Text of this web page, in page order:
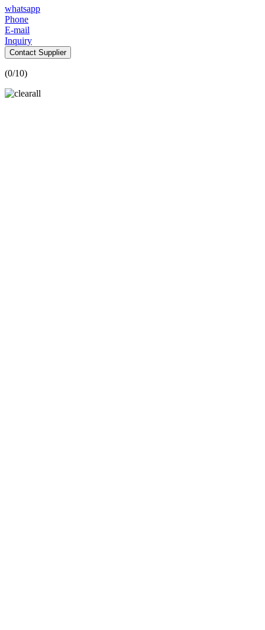
whatsapp
Phone
E-mail
Inquiry
Contact Supplier
(0/10)